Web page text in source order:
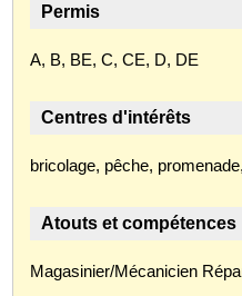
Permis
A, B, BE, C, CE, D, DE
Centres d'intérêts
bricolage, pêche,
Atouts et compétences
Magasinier/Mécanicien